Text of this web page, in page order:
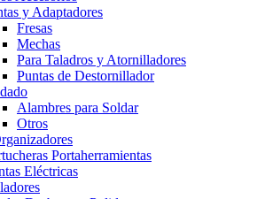
y Adaptadores
Fresas
Mechas
Para Taladros y Atornilladores
Puntas de Destornillador
Alambres para Soldar
Otros
Portaherramientas
Eléctricas